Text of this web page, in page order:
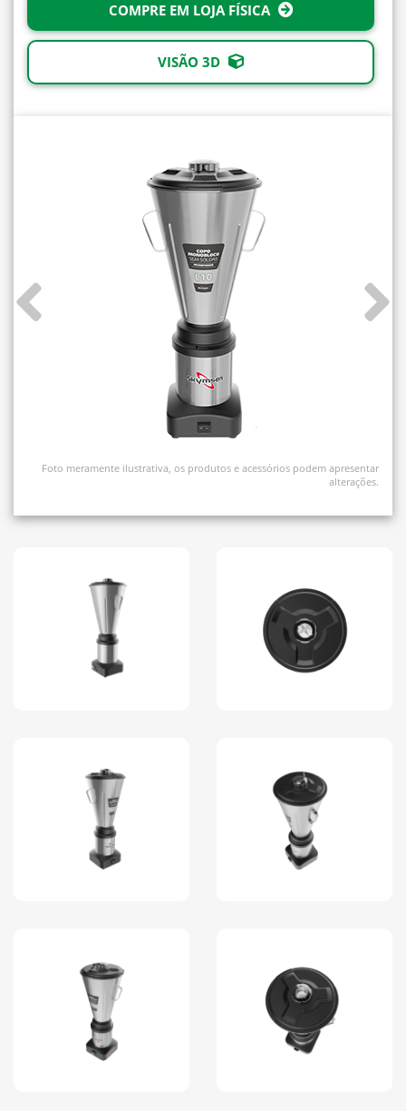
COMPRE EM LOJA FÍSICA
VISÃO 3D
Foto meramente ilustrativa, os produtos e acessórios podem apresentar
alterações.